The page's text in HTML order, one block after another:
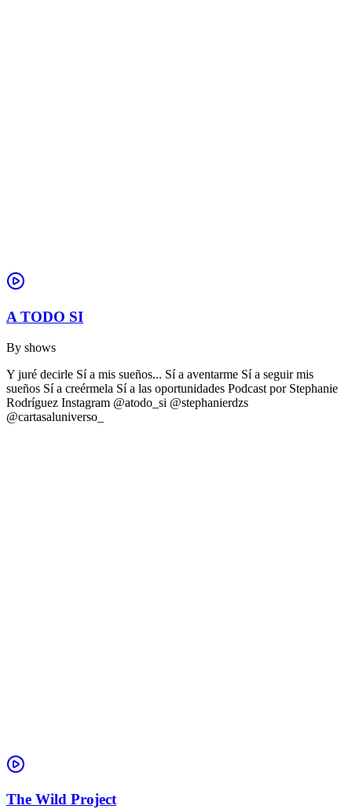
A TODO SI
By shows
Y juré decirle Sí a mis sueños... Sí a aventarme Sí a seguir mis
sueños Sí a creérmela Sí a las oportunidades Podcast por Stephanie
Rodríguez Instagram @atodo_si @stephanierdzs
@cartasaluniverso_
The Wild Project